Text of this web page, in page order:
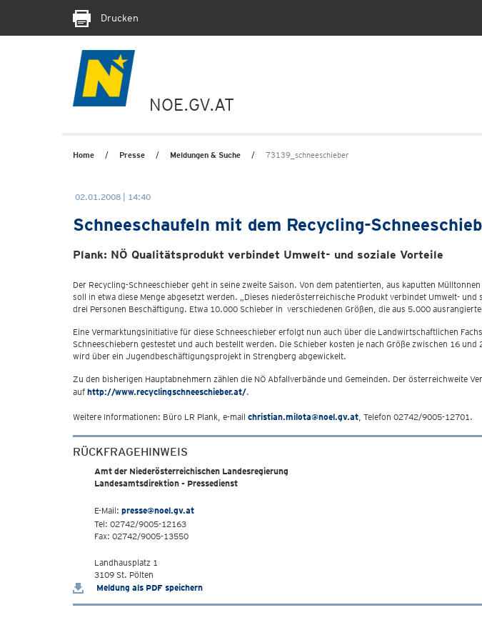
Drucken
NOE.GV.AT
Home Presse Meldungen & Suche 73139_schneeschieber
02.01.2008 | 14:40
Schneeschaufeln mit dem Recycling-
Plank: NÖ Qualitätsprodukt verbindet Umwelt- und soziale Vorteile
Der Recycling-Schneeschieber geht in seine zweite Saison. Von dem patentierten, aus kaputten
soll in etwa diese Menge abgesetzt werden. „Dieses niederösterreichische Produkt verbindet Umwelt-
drei Personen Beschäftigung. Etwa 10.000 Schieber in verschiedenen Größen, die aus 5.000
Eine Vermarktungsinitiative für diese Schneeschieber erfolgt nun auch über die Landwirtschaftlichen
Schneeschiebern gestestet und auch bestellt werden. Die Schieber kosten je nach Größe zwischen 16
wird über ein Jugendbeschäftigungsprojekt in Strengberg abgewickelt.
Zu den bisherigen Hauptabnehmern zählen die NÖ Abfallverbände und Gemeinden. Der österreichweite
auf http://www.recyclingschneeschieber.at/.
Weitere Informationen: Büro LR Plank, e-mail christian.milota@noel.gv.at, Telefon 02742/9005-12701.
RÜCKFRAGEHINWEIS
Amt der Niederösterreichischen Landesregierung
Landesamtsdirektion - Pressedienst
E-Mail: presse@noel.gv.at
Tel: 02742/9005-12163
Fax: 02742/9005-13550
Landhausplatz 1
3109 St. Pölten
Meldung als PDF speichern